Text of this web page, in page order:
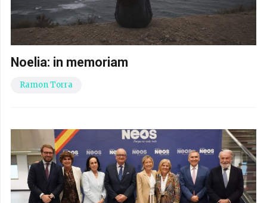
Noelia: in memoriam
Ramon Torra